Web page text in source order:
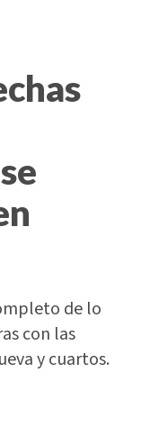
de lo
con las
y cuartos.